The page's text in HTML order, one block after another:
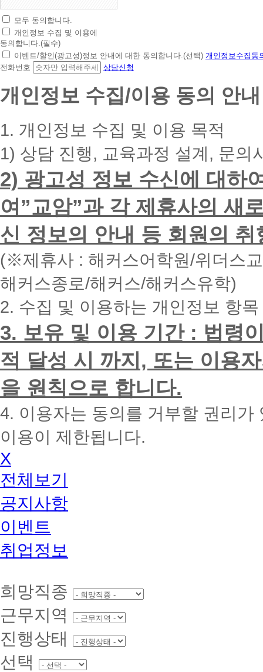
초
간
편
상
담
청
대
폰
입
력
시
면
빠
른
간
내
에
화
드
리
겠
습
니
다.
모두 동의합니다.
개인정보 수집 및 이용에
동의합니다.(필수)
이벤트/할인(광고성)정보 안내에 대한 동의합니다.(선택) 개인정보수집동
전화번호
상담신청
개인정보 수집/이용 동의 안내
1. 개인정보 수집 및 이용 목적
1) 상담 진행, 교육과정 설계, 문의
2) 광고성 정보 수신에 대하
여”교암”과 각 제휴사의 새
신 정보의 안내 등 회원의
(※제휴사 : 해커스어학원/위더스
해커스종로/해커스/해커스유학)
2. 수집 및 이용하는 개인정보 항
3. 보유 및 이용 기간 : 법령
적 달성 시 까지, 또는 이용
을 원칙으로 합니다.
4. 이용자는 동의를 거부할 권리
이용이 제한됩니다.
X
전체보기
공지사항
이벤트
취업정보
희망직종
근무지역
진행상태
선택